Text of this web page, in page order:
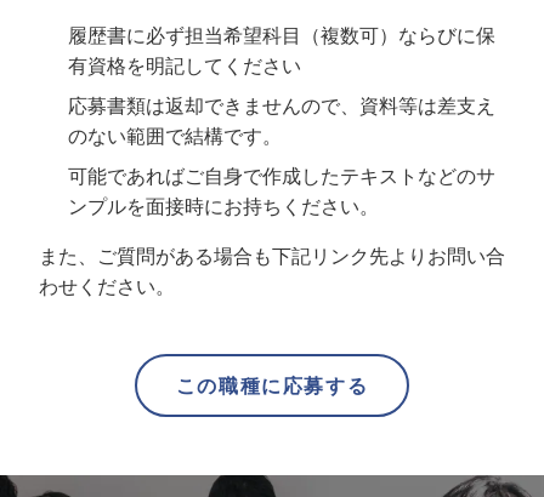
履歴書に必ず担当希望科目（複数可）ならびに保
有資格を明記してください
応募書類は返却できませんので、資料等は差支え
のない範囲で結構です。
可能であればご自身で作成したテキストなどのサ
ンプルを面接時にお持ちください。
また、ご質問がある場合も下記リンク先よりお問い合
わせください。
この職種に応募する